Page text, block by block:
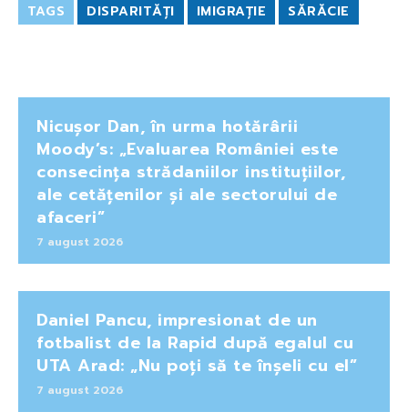
TAGS DISPARITĂȚI IMIGRAȚIE SĂRĂCIE
Nicușor Dan, în urma hotărârii
Moody’s: „Evaluarea României este
consecința strădaniilor instituțiilor,
ale cetățenilor și ale sectorului de
afaceri”
7 august 2026
Daniel Pancu, impresionat de un
fotbalist de la Rapid după egalul cu
UTA Arad: „Nu poți să te înșeli cu el”
7 august 2026